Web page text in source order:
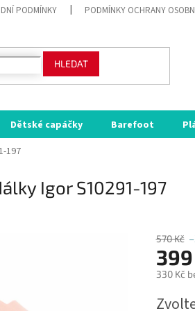
PODMÍNKY PODMÍNKY OCHRANY
HLEDAT
Dětské capáčky Barefoot
197
Igor S10291-197
570 Kč
330 Kč
cena: